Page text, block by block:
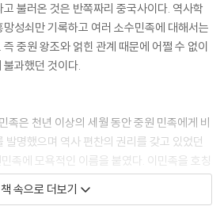
를 버리고 한 왕조에 투항한 왕 477 | 여인국
| 만년진왕 484 | 착한 사람이 나라를 망
사가 갑자기 방향을 바꾸다 492 | 서하 494
여전히 남아 있고 505
511 | 매가 창공을 가로지르다 514 | 천 리의
트로 간 경로 519 | 감정이 지나치면 오히려
고 비장한 구게 524 | 고원의 기쁜 소식 530 |
시킴 538 | 영국군이 티베트에 들어오다 54
기 전의 짙은 어둠 546 | 과거와 이별하다 5
고 불러온 것은 반쪽짜리 중국사이다. 역사학
성쇠만 기록하고 여러 소수민족에 대해서는
중원 왕조와 얽힌 관계 때문에 어쩔 수 없이
과했던 것이다.
족은 천년 이상의 세월 동안 중원 민족에게 비
발명했으며 역사 편찬의 권리를 갖고 있었던
족에 모욕적인 이름을 붙였다. 이민족을 호칭
은 것이 가장 확실한 증거이다.
책 속으로 더보기